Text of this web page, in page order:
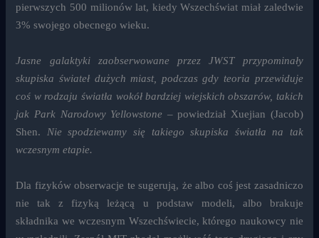
pierwszych 500 milionów lat, kiedy Wszechświat miał zaledwie
3% swojego obecnego wieku.
Jasne galaktyki zaobserwowane przez JWST przypominały
skupiska świateł dużych miast, podczas gdy teoria przewiduje
coś w rodzaju światła wokół bardziej wiejskich obszarów, takich
jak Park Narodowy Yellowstone – powiedział Xuejian (Jacob)
Shen. Nie spodziewamy się takiego skupiska światła na tak
wczesnym etapie.
Dla fizyków obserwacje te sugerują, że albo coś jest zasadniczo
nie tak z fizyką leżącą u podstaw modeli, albo brakuje
składnika we wczesnym Wszechświecie, którego naukowcy nie